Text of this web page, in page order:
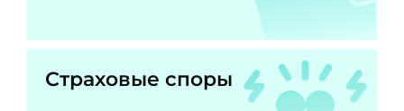
Страховые споры